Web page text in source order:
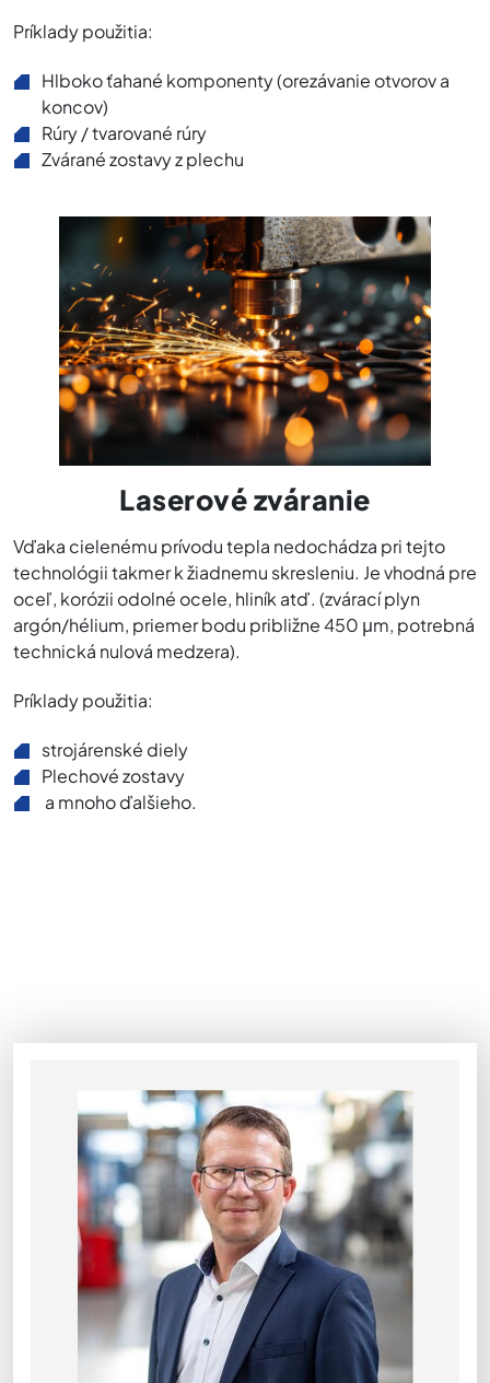
Príklady použitia:
Hlboko ťahané komponenty (orezávanie otvorov a
koncov)
Rúry / tvarované rúry
Zvárané zostavy z plechu
Laserové zváranie
Vďaka cielenému prívodu tepla nedochádza pri tejto
technológii takmer k žiadnemu skresleniu. Je vhodná pre
oceľ, korózii odolné ocele, hliník atď. (zvárací plyn
argón/hélium, priemer bodu približne 450 μm, potrebná
technická nulová medzera).
Príklady použitia:
strojárenské diely
Plechové zostavy
a mnoho ďalšieho.